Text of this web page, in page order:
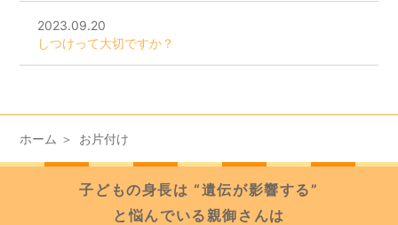
2023.09.20
しつけって大切ですか？
ホーム お片付け
子どもの身長は “遺伝が影響する”
と悩んでいる親御さんは